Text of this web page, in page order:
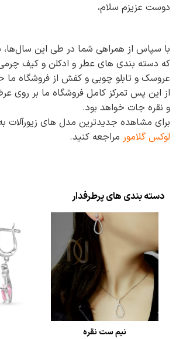
دوست عزیزم سلام،
با سپاس از همراهی شما در طی این سال‌ها،
که دسته‌ بندی‌ های عطر و ادکلن و کیف
عروسک و تابلو چوبی و کفش از فروشگاه
از این پس تمرکز کامل فروشگاه ما بر روی
و نقره‌ جات خواهد بود.
برای مشاهده جدیدترین مدل‌ های
لوکس گلامور مراجعه کنید.
دسته بندی های پرطرفدار
نیم ست نقره